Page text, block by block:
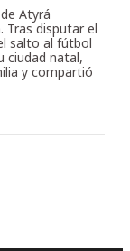
Atyrá
disputar el
salto al fútbol
ciudad natal,
y compartió